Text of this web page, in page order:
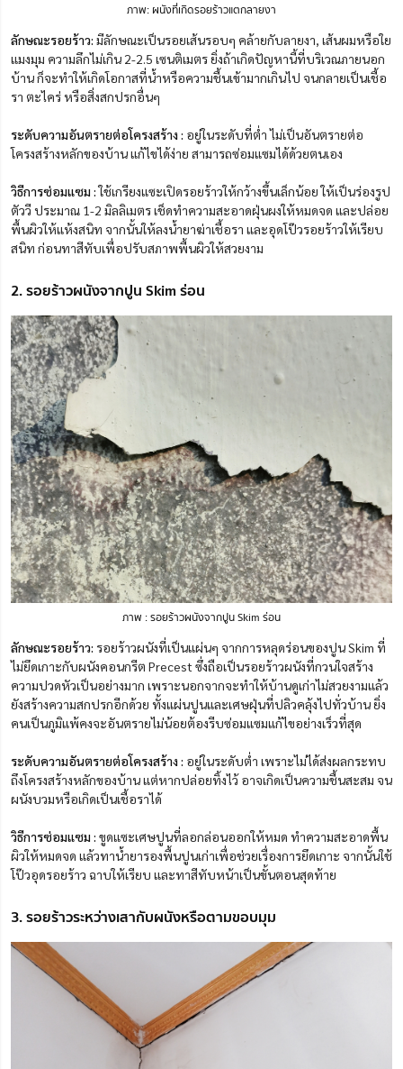
ภาพ: ผนังที่เกิดรอยร้าวแตกลายงา
ลักษณะรอยร้าว: มีลักษณะเป็นรอยเส้นรอบๆ คล้ายกับลายงา, เส้นผมหรือใย
แมงมุม ความลึกไม่เกิน 2-2.5 เซนติเมตร ยิ่งถ้าเกิดปัญหานี้ที่บริเวณภายนอก
บ้าน ก็จะทำให้เกิดโอกาสที่น้ำหรือความชื้นเข้ามากเกินไป จนกลายเป็นเชื้อ
รา ตะไคร่ หรือสิ่งสกปรกอื่นๆ
ระดับความอันตรายต่อโครงสร้าง : อยู่ในระดับที่ต่ำ ไม่เป็นอันตรายต่อ
โครงสร้างหลักของบ้าน แก้ไขได้ง่าย สามารถซ่อมแซมได้ด้วยตนเอง
วิธีการซ่อมแซม :ใช้เกรียงแซะเปิดรอยร้าวให้กว้างขึ้นเล็กน้อย ให้เป็นร่องรูป
ตัววี ประมาณ 1-2 มิลลิเมตร เช็ดทำความสะอาดฝุ่นผงให้หมดจด และปล่อย
พื้นผิวให้แห้งสนิท จากนั้นให้ลงน้ำยาฆ่าเชื้อรา และอุดโป๊วรอยร้าวให้เรียบ
สนิท ก่อนทาสีทับเพื่อปรับสภาพพื้นผิวให้สวยงาม
2. รอยร้าวผนังจากปูน Skim ร่อน
ภาพ : รอยร้าวผนังจากปูน Skim ร่อน
ลักษณะรอยร้าว: รอยร้าวผนังที่เป็นแผ่นๆ จากการหลุดร่อนของปูน Skim ที่
ไม่ยึดเกาะกับผนังคอนกรีต Precest ซึ่งถือเป็นรอยร้าวผนังที่กวนใจสร้าง
ความปวดหัวเป็นอย่างมาก เพราะนอกจากจะทำให้บ้านดูเก่าไม่สวยงามแล้ว
ยังสร้างความสกปรกอีกด้วย ทั้งแผ่นปูนและเศษฝุ่นที่ปลิวคลุ้งไปทั่วบ้าน ยิ่ง
คนเป็นภูมิแพ้คงจะอันตรายไม่น้อยต้องรีบซ่อมแซมแก้ไขอย่างเร็วที่สุด
ระดับความอันตรายต่อโครงสร้าง : อยู่ในระดับต่ำ เพราะไม่ได้ส่งผลกระทบ
ถึงโครงสร้างหลักของบ้าน แต่หากปล่อยทิ้งไว้ อาจเกิดเป็นความชื้นสะสม จน
ผนังบวมหรือเกิดเป็นเชื้อราได้
วิธีการซ่อมแซม : ขูดแซะเศษปูนที่ลอกล่อนออกให้หมด ทำความสะอาดพื้น
ผิวให้หมดจด แล้วทาน้ำยารองพื้นปูนเก่าเพื่อช่วยเรื่องการยึดเกาะ จากนั้นใช้
โป๊วอุดรอยร้าว ฉาบให้เรียบ และทาสีทับหน้าเป็นขั้นตอนสุดท้าย
3. รอยร้าวระหว่างเสากับผนังหรือตามขอบมุม